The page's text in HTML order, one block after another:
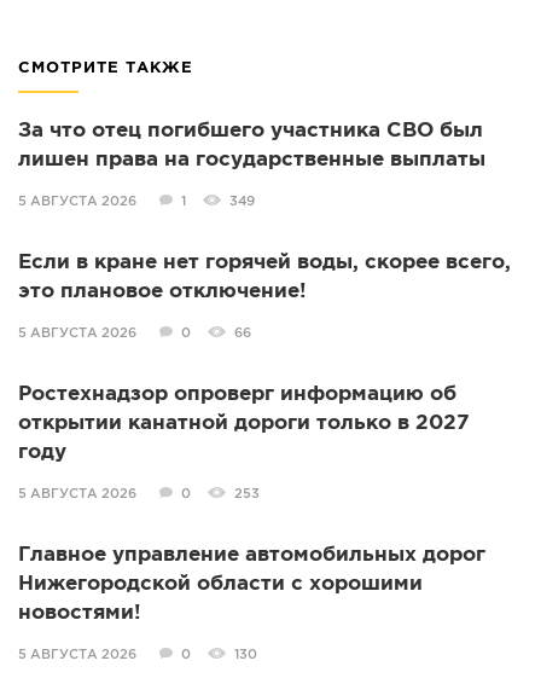
СМОТРИТЕ ТАКЖЕ
За что отец погибшего участника СВО был
лишен права на государственные выплаты
5 АВГУСТА 2026 1 349
Если в кране нет горячей воды, скорее всего,
это плановое отключение!
5 АВГУСТА 2026 0 66
Ростехнадзор опроверг информацию об
открытии канатной дороги только в 2027
году
5 АВГУСТА 2026 0 253
Главное управление автомобильных дорог
Нижегородской области с хорошими
новостями!
5 АВГУСТА 2026 0 130